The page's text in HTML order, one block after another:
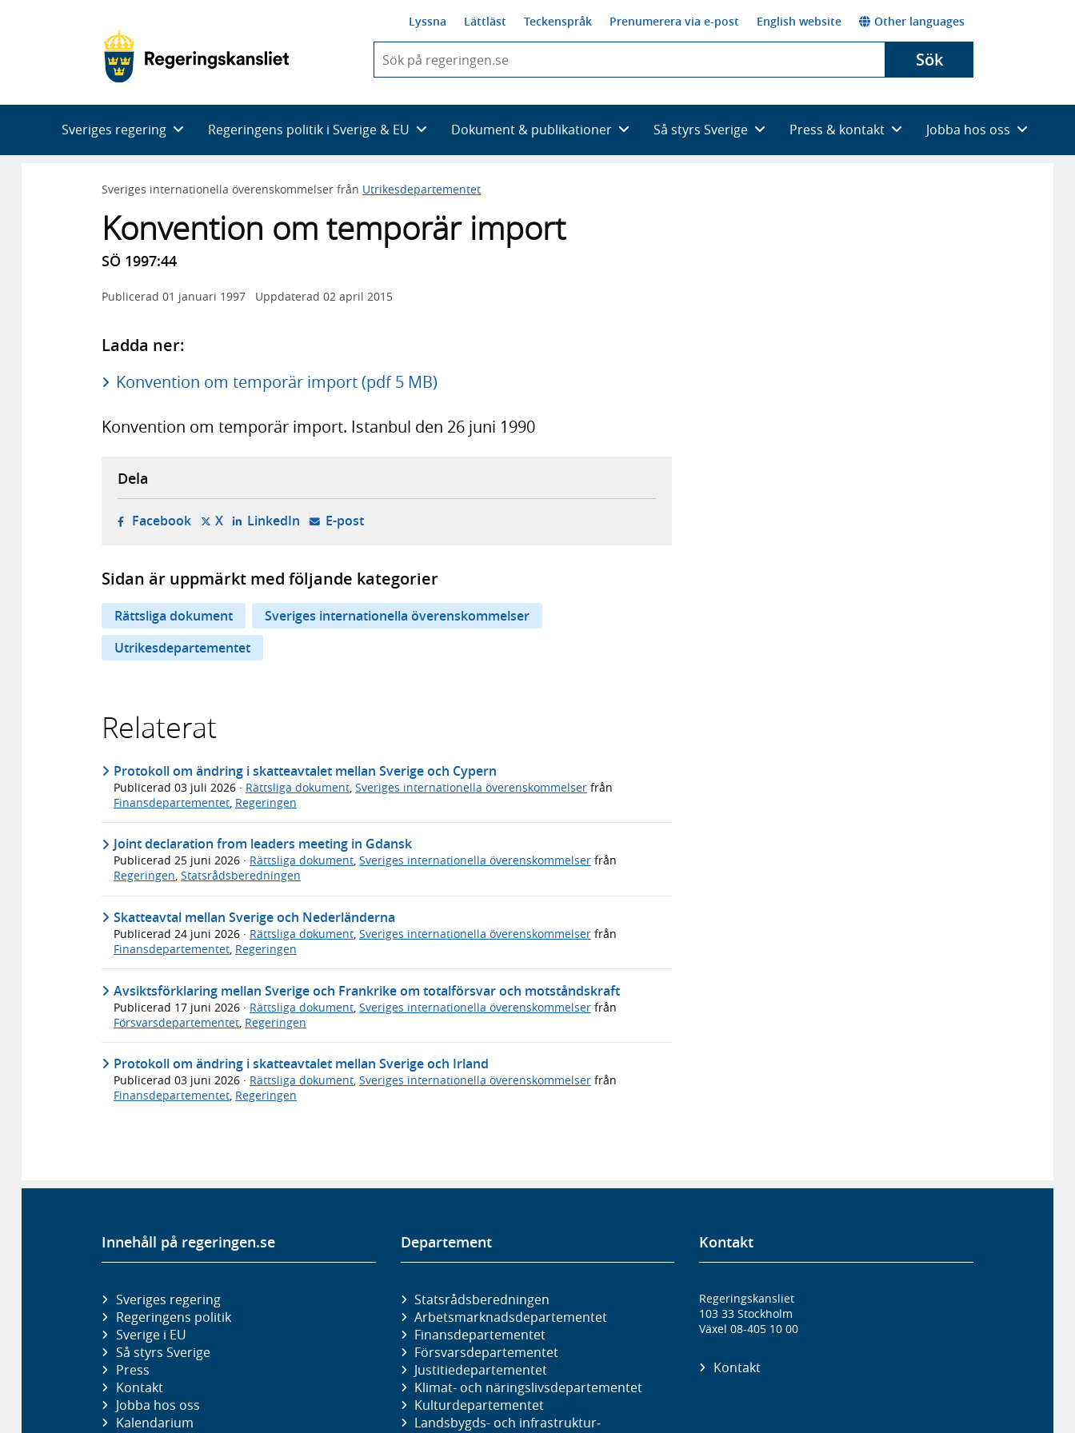
Lyssna Lättläst Teckenspråk Prenumerera via e-post English website Other languages
du
skriva
framträder
en
med
Sök
Sveriges regering Regeringens politik i Sverige & EU Dokument & publikationer Så styrs Sverige Press & kontakt Jobba hos oss
Sveriges internationella överenskommelser från Utrikesdepartementet
Konvention om temporär import
SÖ 1997:44
Publicerad 01 januari 1997 Uppdaterad 02 april 2015
Ladda ner:
Konvention om temporär import (pdf 5 MB)
Konvention om temporär import. Istanbul den 26 juni 1990
Dela
Facebook- öppnas i ny flik, extern webbplats,
X- öppnas i ny flik, extern webbplats,
LinkedIn- öppnas i ny flik, extern webbplats,
E-post- öppnar din e-postklient,
Sidan är uppmärkt med följande kategorier
Rättsliga dokument
Sveriges internationella överenskommelser
Utrikesdepartementet
Relaterat
Protokoll om ändring i skatteavtalet mellan Sverige och Cypern
Publicerad 03 juli 2026 · Rättsliga dokument Sveriges internationella överenskommelser från
Finansdepartementet Regeringen
Joint declaration from leaders meeting in Gdansk
Publicerad 25 juni 2026 · Rättsliga dokument, Sveriges internationella överenskommelser från
Regeringen, Statsrådsberedningen
Skatteavtal mellan Sverige och Nederländerna
Publicerad 24 juni 2026 · Rättsliga dokument, Sveriges internationella överenskommelser från
Finansdepartementet, Regeringen
Avsiktsförklaring mellan Sverige och Frankrike om totalförsvar och motståndskraft
Publicerad 17 juni 2026 · Rättsliga dokument Sveriges internationella överenskommelser från
Försvarsdepartementet Regeringen
Protokoll om ändring i skatteavtalet mellan Sverige och Irland
Publicerad 03 juni 2026 · Rättsliga dokument, Sveriges internationella överenskommelser från
Finansdepartementet, Regeringen
Innehåll på regeringen.se
Sveriges regering
Regeringens politik
Sverige i EU
Så styrs Sverige
Press
Kontakt
Jobba hos oss
Kalendarium
Departement
Statsrådsberedningen
Arbetsmarknads­departementet
Finans­departementet
Försvars­departementet
Justitie­departementet
Klimat- och näringslivs­departementet
Kultur­departementet
Landsbygds- och infrastruktur­
Kontakt
Regeringskansliet
103 33 Stockholm
Växel 08-405 10 00
Kontakt